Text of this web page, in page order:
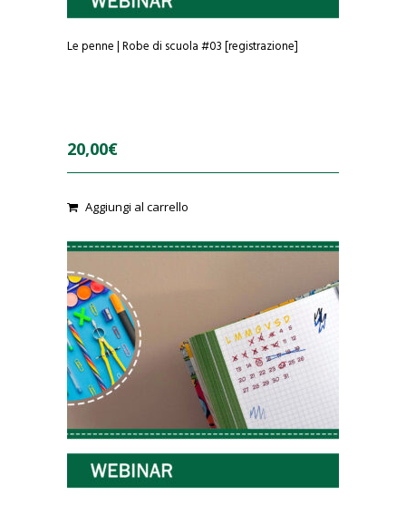
Le penne | Robe di scuola #03 [registrazione]
20,00€
0
o
o
f
Aggiungi al carrello